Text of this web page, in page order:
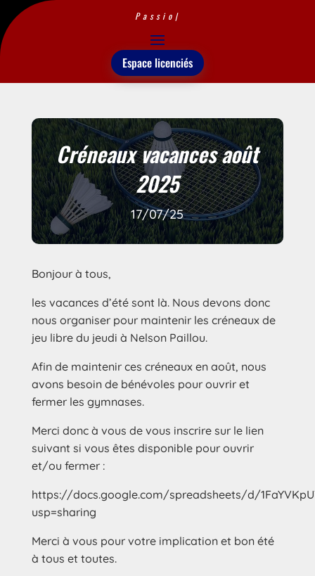
Passion|
Espace licenciés
Créneaux vacances août
2025
17/07/25
Bonjour à tous,
les vacances d’été sont là. Nous devons donc
nous organiser pour maintenir les créneaux de
jeu libre du jeudi à Nelson Paillou.
Afin de maintenir ces créneaux en août, nous
avons besoin de bénévoles pour ouvrir et
fermer les gymnases.
Merci donc à vous de vous inscrire sur le lien
suivant si vous êtes disponible pour ouvrir
et/ou fermer :
https://docs.google.com/spreadsheets/d/
usp=sharing
Merci à vous pour votre implication et bon été
à tous et toutes.